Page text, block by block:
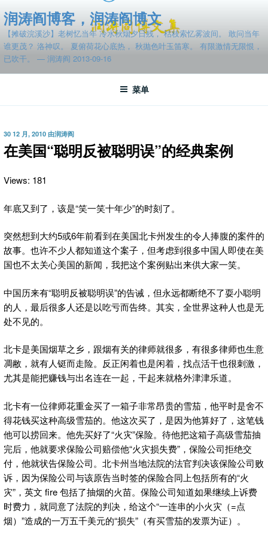
至
容
润涛阎博客，润涛阎博文
【摊破浣溪沙】老树忆当年 冷水秋烟夕日残， 枯枝索忆雾波间。 敢问当年
谁更茂？ 洛神叹。 夏俯荷花心底热， 秋抛色叶玉笛寒。 有限激情无限恨，
已吹干。 — 润涛阎 2013-09-16
菜单
发
布
于
30 12 月, 2010 由润涛阎
在美国“聪明反被聪明误”的经典案例
Views: 181
年底又到了，该是“笑一笑十年少”的时刻了。
突然想到大约5或6年前看到在美国北卡州发生的令人捧腹的案件的
故事。也许不少人都知道这个案子，但考虑到很多中国人即使在美
国也不太关心美国的新闻，我把这个案例贴出来供大家一笑。
中国历来有“聪明反被聪明误”的告诫，但永远都断绝不了耍小聪明
的人，最后很多人还是以吃亏而告终。其实，全世界这种人也是无
处不见的。
北卡是美国烟草之乡，跟烟有关的律师就很多，有很多律师也生意
凋敝，就有人铤而走险。反正闲着也是闲着，找点活干也很刺激，
尤其是能把赚钱与出名连在一起，干起来就格外津津乐道。
北卡有一位律师花重金买了一箱子非常昂贵的雪茄，他平时是舍不
得花钱买这种高级雪茄的。他这次买了，是因为他算好了，这笔钱
他可以捞回来。他先买好了“火灾”保险。待他把这箱子高级雪茄抽
完后，他就要求保险公司赔偿他“火灾损失费”，保险公司拒绝交
付，他就状告保险公司。北卡州当地法院的法官判决该保险公司败
诉，因为保险公司与该原告当时签的保险合同上包括所有的“火
灾”，英文 fire 包括了抽烟的火苗。保险公司知道如果继续上诉费
时费力，就同意了法院的判决，给这个“一连串的小火灾（=点
烟）”造成的一万五千美元的“损失”（有买雪茄的发票为证）。